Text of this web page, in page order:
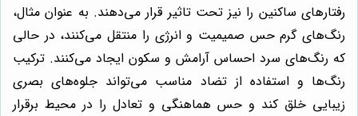
رفتارهای ساکنین را نیز تحت تاثیر قرار می‌دهند. به عنوان مثال،
رنگ‌های گرم حس صمیمیت و انرژی را منتقل می‌کنند، در حالی
که رنگ‌های سرد احساس آرامش و سکون ایجاد می‌کنند. ترکیب
رنگ‌ها و استفاده از تضاد مناسب می‌تواند جلوه‌های بصری
زیبایی خلق کند و حس هماهنگی و تعادل را در محیط برقرار